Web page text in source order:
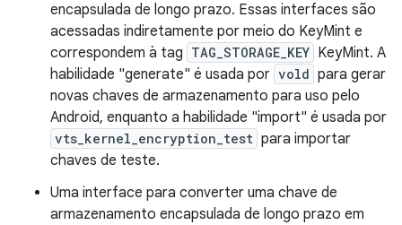
encapsulada de longo prazo. Essas interfaces são
acessadas indiretamente por meio do KeyMint e
correspondem à tag TAG_STORAGE_KEY KeyMint. A
habilidade "generate" é usada por vold para gerar
novas chaves de armazenamento para uso pelo
Android, enquanto a habilidade "import" é usada por
vts_kernel_encryption_test para importar
chaves de teste.
Uma interface para converter uma chave de
armazenamento encapsulada de longo prazo em